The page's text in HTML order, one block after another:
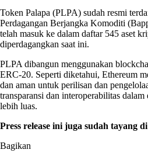
Token Palapa (PLPA) sudah resmi
Perdagangan Berjangka Komoditi
telah masuk ke dalam daftar 545 aset
diperdagangkan saat ini.
PLPA dibangun menggunakan
ERC-20. Seperti diketahui, Ethereum
dan aman untuk perilisan dan
transparansi dan interoperabilitas
lebih luas.
Press release ini juga sudah tayang di
Bagikan